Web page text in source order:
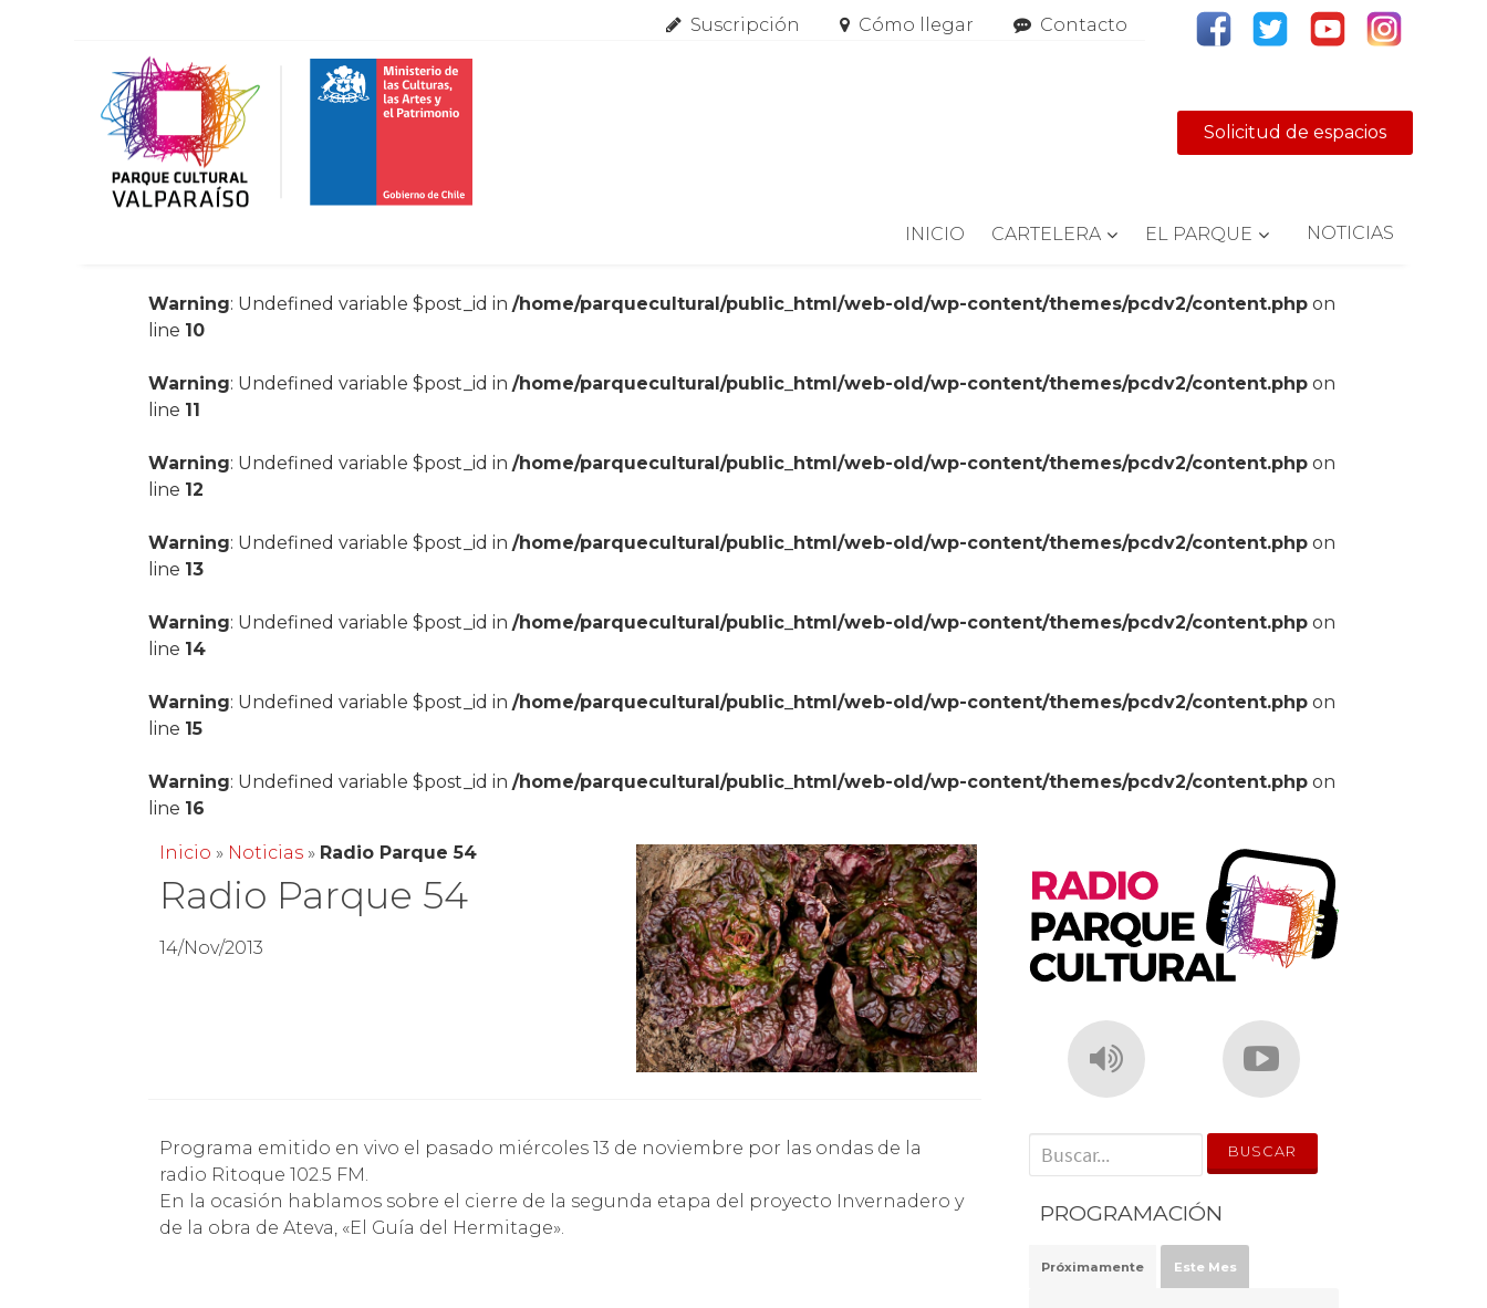
Suscripción Cómo llegar Contacto
Solicitud de espacios
INICIO CARTELERA EL PARQUE NOTICIAS
Warning: Undefined variable $post_id in/home/parquecultural/public_html/web-old/wp-content/themes/pcdv2/content.php on
line 10
Warning: Undefined variable $post_id in/home/parquecultural/public_html/web-old/wp-content/themes/pcdv2/content.php on
line 11
Warning: Undefined variable $post_id in/home/parquecultural/public_html/web-old/wp-content/themes/pcdv2/content.php on
line 12
Warning: Undefined variable $post_id in/home/parquecultural/public_html/web-old/wp-content/themes/pcdv2/content.php on
line 13
Warning: Undefined variable $post_id in/home/parquecultural/public_html/web-old/wp-content/themes/pcdv2/content.php on
line 14
Warning: Undefined variable $post_id in/home/parquecultural/public_html/web-old/wp-content/themes/pcdv2/content.php on
line 15
Warning: Undefined variable $post_id in/home/parquecultural/public_html/web-old/wp-content/themes/pcdv2/content.php on
line 16
Inicio » Noticias » Radio Parque 54
Radio Parque 54
14/Nov/2013
Programa emitido en vivo el pasado miércoles 13 de noviembre por las ondas de la
radio Ritoque 102.5 FM.
En la ocasión hablamos sobre el cierre de la segunda etapa del proyecto Invernadero y
de la obra de Ateva, «El Guía del Hermitage».
' . __('Search for:') . '
PROGRAMACIÓN
Próximamente Este Mes